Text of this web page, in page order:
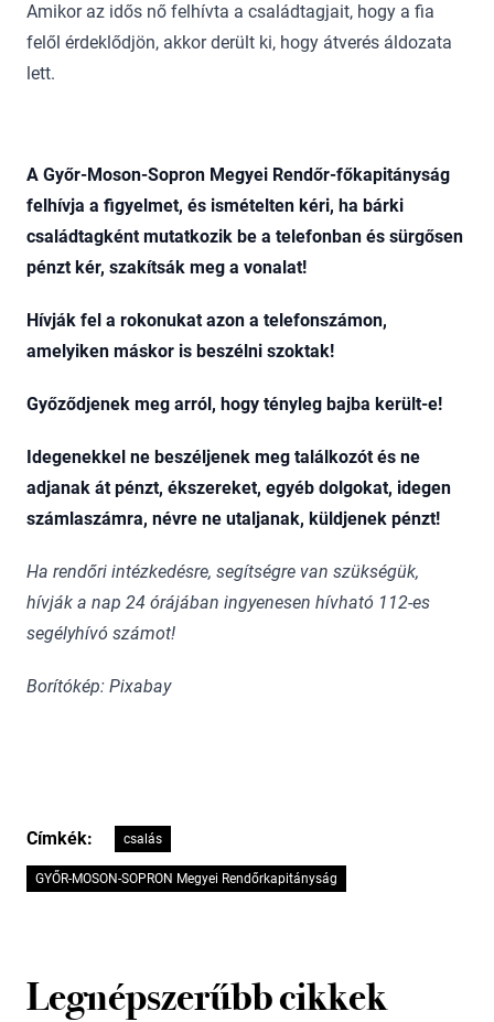
Amikor az idős nő felhívta a családtagjait, hogy a fia
felől érdeklődjön, akkor derült ki, hogy átverés áldozata
lett.
A Győr-Moson-Sopron Megyei Rendőr-főkapitányság
felhívja a figyelmet, és ismételten kéri, ha bárki
családtagként mutatkozik be a telefonban és sürgősen
pénzt kér, szakítsák meg a vonalat!
Hívják fel a rokonukat azon a telefonszámon,
amelyiken máskor is beszélni szoktak!
Győződjenek meg arról, hogy tényleg bajba került-e!
Idegenekkel ne beszéljenek meg találkozót és ne
adjanak át pénzt, ékszereket, egyéb dolgokat, idegen
számlaszámra, névre ne utaljanak, küldjenek pénzt!
Ha rendőri intézkedésre, segítségre van szükségük,
hívják a nap 24 órájában ingyenesen hívható 112-es
segélyhívó számot!
Borítókép: Pixabay
Címkék: csalás
GYŐR-MOSON-SOPRON Megyei Rendőrkapitányság
Legnépszerűbb cikkek